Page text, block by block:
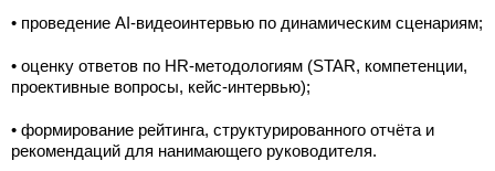
• проведение AI-видеоинтервью по динамическим сценариям;
• оценку ответов по HR-методологиям (STAR, компетенции,
проективные вопросы, кейс-интервью);
• формирование рейтинга, структурированного отчёта и
рекомендаций для нанимающего руководителя.